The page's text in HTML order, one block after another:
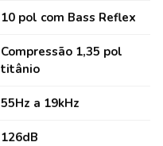
10 pol com Bass Reflex
Compressão 1,35 pol
titânio
55Hz a 19kHz
126dB